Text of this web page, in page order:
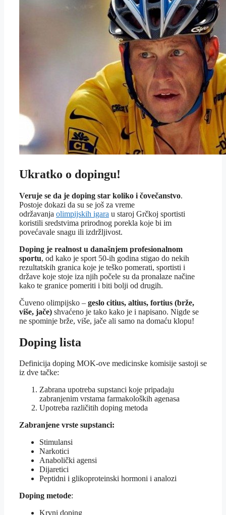
Ukratko o dopingu!
Veruje se da je doping star koliko i čovečanstvo.
Postoje dokazi da su se još za vreme
održavanja olimpijskih igara u staroj Grčkoj sportisti
koristili sredstvima prirodnog porekla koje bi im
povećavale snagu ili izdržljivost.
Doping je realnost u današnjem profesionalnom
sportu, od kako je sport 50-ih godina stigao do nekih
rezultatskih granica koje je teško pomerati, sportisti i
države koje stoje iza njih počele su da pronalaze načine
kako te granice pomeriti i biti bolji od drugih.
Čuveno olimpijsko – geslo citius, altius, fortius (brže,
više, jače) shvaćeno je tako kako je i napisano. Nigde se
ne spominje brže, više, jače ali samo na domaću klopu!
Doping lista
Definicija doping MOK-ove medicinske komisije sastoji se
iz dve tačke:
Zabrana upotreba supstanci koje pripadaju
zabranjenim vrstama farmakoloških agenasa
Upotreba različitih doping metoda
Zabranjene vrste supstanci:
Stimulansi
Narkotici
Anabolički agensi
Dijaretici
Peptidni i glikoproteinski hormoni i analozi
Doping metode:
Krvni doping